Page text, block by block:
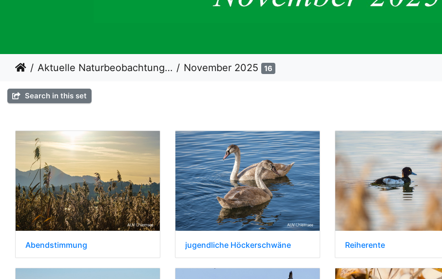
Aktuelle Naturbeobachtungen November 2025 16
Search in this set
Abendstimmung jugendliche Höckerschwäne Reiherente